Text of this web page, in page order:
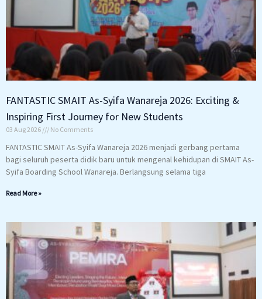
FANTASTIC SMAIT As-Syifa Wanareja 2026: Exciting &
Inspiring First Journey for New Students
03 Aug 2026 No Comments
FANTASTIC SMAIT As-Syifa Wanareja 2026 menjadi gerbang pertama
bagi seluruh peserta didik baru untuk mengenal kehidupan di SMAIT As-
Syifa Boarding School Wanareja. Berlangsung selama tiga
Read More »